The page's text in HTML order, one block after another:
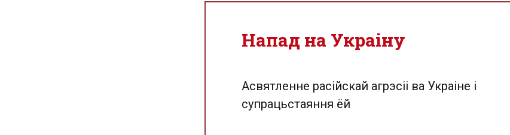
Напад на Украіну
Асвятленне расійскай агрэсіі ва Украіне і
супрацьстаяння ёй